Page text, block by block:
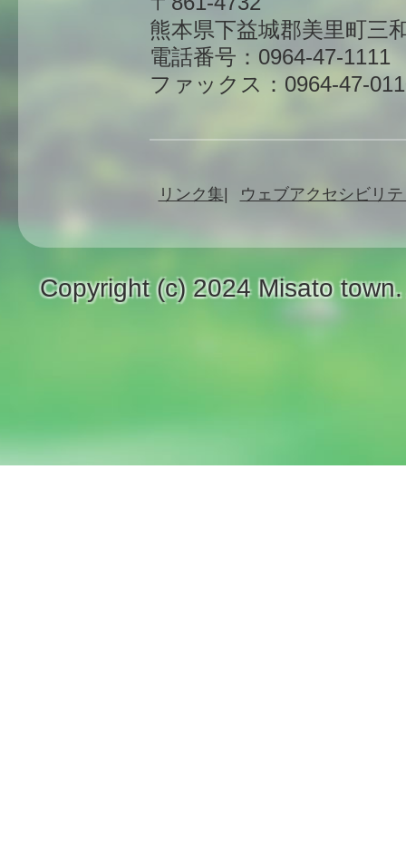
熊本県下益城郡美里町三
電話番号：0964-47-1111
ファックス：0964-47-
リンク集 ウェブアクセシビリ
Copyright (c) 2024 Misato